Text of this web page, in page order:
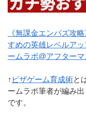
《無課金エンパズ攻
すめの英雄レベルア
ームラボ@アフターマ
↑ ピザゲーム育成術と
ームラボ筆者が編み出
です。